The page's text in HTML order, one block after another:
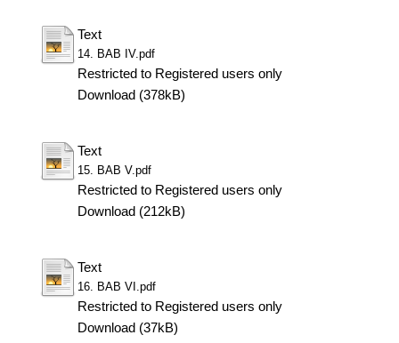
Text
14. BAB IV.pdf
Restricted to Registered users only
Download (378kB)
Text
15. BAB V.pdf
Restricted to Registered users only
Download (212kB)
Text
16. BAB VI.pdf
Restricted to Registered users only
Download (37kB)